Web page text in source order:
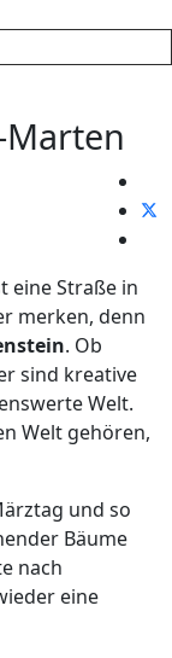
eine Straße in
merken, denn
. Ob
sind kreative
Welt.
Welt gehören,
und so
Bäume
nach
eine